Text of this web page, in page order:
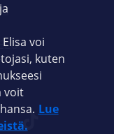
voi
kuten
voit
Lue